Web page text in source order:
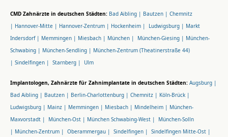
CMD Zahnärzte in deutschen Städten: Bad Aibling | Bautzen | Chemnitz
| Hannover-Mitte | Hannover-Zentrum | Hockenheim | Ludwigsburg | Markt
Indersdorf | Memmingen | Miesbach | München | München-Giesing | München-
Schwabing | München-Sendling | München-Zentrum (Theatinerstraße 44)
| Sindelfingen | Starnberg | Ulm
Implantologen, Zahnärzte für Zahnimplantate in deutschen Städten: Augsburg |
Bad Aibling | Bautzen | Berlin-Charlottenburg | Chemnitz | Köln-Brück |
Ludwigsburg | Mainz | Memmingen | Miesbach | Mindelheim | München-
Maxvorstadt |
München-Ost | München Schwabing-West |
München-Solln
| München-Zentrum | Oberammergau | Sindelfingen | Sindelfingen Mitte-Ost |